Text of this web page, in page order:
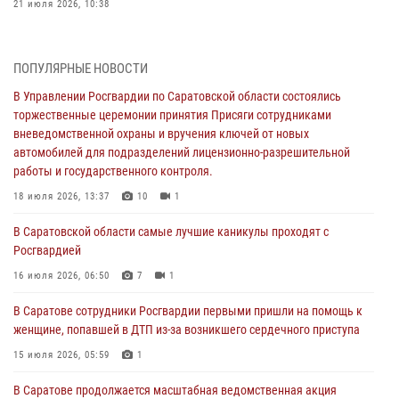
21 июля 2026, 10:38
вневедомственной охраны и вручения ключей от новых
автомобилей для подразделений лицензионно-разрешительной
работы и государственного контроля.
18 июля 2026, 13:37 10 1
В Саратовской области самые лучшие каникулы проходят с
Росгвардией
В Саратове сотрудники Росгвардии первыми пришли на помощь к
женщине, попавшей в ДТП из-за возникшего сердечного приступа
В Саратове продолжается масштабная ведомственная акция
"Каникулы с Росгвардией"
ПОПУЛЯРНЫЕ НОВОСТИ
В Управлении Росгвардии по Саратовской области состоялись
торжественные церемонии принятия Присяги сотрудниками
вневедомственной охраны и вручения ключей от новых
автомобилей для подразделений лицензионно-разрешительной
работы и государственного контроля.
18 июля 2026, 13:37 10 1
В Саратовской области самые лучшие каникулы проходят с
Росгвардией
16 июля 2026, 06:50 7 1
В Саратове сотрудники Росгвардии первыми пришли на помощь к
женщине, попавшей в ДТП из-за возникшего сердечного приступа
15 июля 2026, 05:59 1
В Саратове продолжается масштабная ведомственная акция